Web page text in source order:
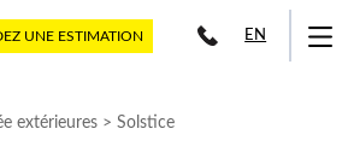
UNE ESTIMATION EN
extérieures > Solstice